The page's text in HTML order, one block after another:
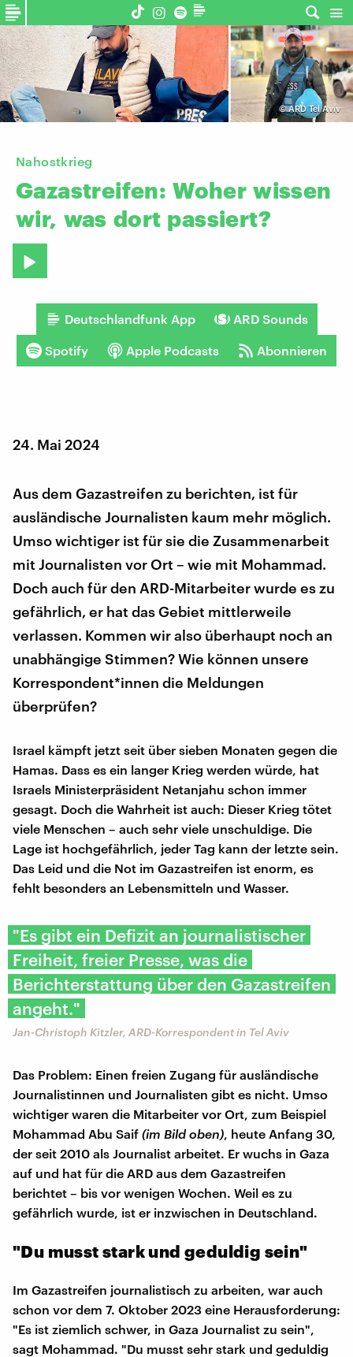
©ARD Tel Aviv
Nahostkrieg
Gazastreifen: Woher wissen
wir, was dort passiert?
Deutschlandfunk App ARD Sounds
Spotify Apple Podcasts Abonnieren
24. Mai 2024
Aus dem Gazastreifen zu berichten, ist für
ausländische Journalisten kaum mehr möglich.
Umso wichtiger ist für sie die Zusammenarbeit
mit Journalisten vor Ort – wie mit Mohammad.
Doch auch für den ARD-Mitarbeiter wurde es zu
gefährlich, er hat das Gebiet mittlerweile
verlassen. Kommen wir also überhaupt noch an
unabhängige Stimmen? Wie können unsere
Korrespondent*innen die Meldungen
überprüfen?
Israel kämpft jetzt seit über sieben Monaten gegen die
Hamas. Dass es ein langer Krieg werden würde, hat
Israels Ministerpräsident Netanjahu schon immer
gesagt. Doch die Wahrheit ist auch: Dieser Krieg tötet
viele Menschen – auch sehr viele unschuldige. Die
Lage ist hochgefährlich, jeder Tag kann der letzte sein.
Das Leid und die Not im Gazastreifen ist enorm, es
fehlt besonders an Lebensmitteln und Wasser.
"Es gibt ein Defizit an journalistischer
Freiheit, freier Presse, was die
Berichterstattung über den Gazastreifen
angeht."
Jan-Christoph Kitzler, ARD-Korrespondent in Tel Aviv
Das Problem: Einen freien Zugang für ausländische
Journalistinnen und Journalisten gibt es nicht. Umso
wichtiger waren die Mitarbeiter vor Ort, zum Beispiel
Mohammad Abu Saif (im Bild oben) , heute Anfang 30,
der seit 2010 als Journalist arbeitet. Er wuchs in Gaza
auf und hat für die ARD aus dem Gazastreifen
berichtet – bis vor wenigen Wochen. Weil es zu
gefährlich wurde, ist er inzwischen in Deutschland.
"Du musst stark und geduldig sein"
Im Gazastreifen journalistisch zu arbeiten, war auch
schon vor dem 7. Oktober 2023 eine Herausforderung:
"Es ist ziemlich schwer, in Gaza Journalist zu sein",
sagt Mohammad. "Du musst sehr stark und geduldig